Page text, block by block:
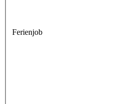
Ferienjob